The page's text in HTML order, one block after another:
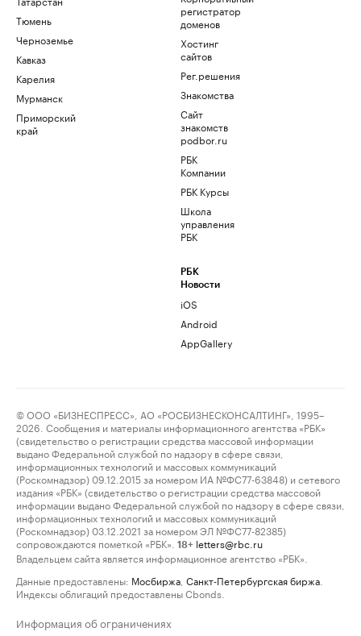
Тюмень
Черноземье
Кавказ
Карелия
Мурманск
Приморский
край
регистратор
доменов
Хостинг
сайтов
Рег.решения
Знакомства
Сайт
знакомств
podbor.ru
РБК
Компании
РБК Курсы
Школа
управления
РБК
РБК
Новости
iOS
Android
AppGallery
© ООО «БИЗНЕСПРЕСС», АО «РОСБИЗНЕСКОНСАЛТИНГ», 1995–
2026. Сообщения и материалы информационного агентства «РБК»
(свидетельство о регистрации средства массовой информации
выдано Федеральной службой по надзору в сфере связи,
информационных технологий и массовых коммуникаций
(Роскомнадзор) 09.12.2015 за номером ИА №ФС77-63848) и сетевого
издания «РБК» (свидетельство о регистрации средства массовой
информации выдано Федеральной службой по надзору в сфере связи,
информационных технологий и массовых коммуникаций
(Роскомнадзор) 03.12.2021 за номером ЭЛ №ФС77-82385)
сопровождаются пометкой «РБК».
18+ letters@rbc.ru
Владельцем сайта является информационное агентство «РБК».
Данные предоставлены: Мосбиржа Санкт-Петербургская биржа
Индексы облигаций предоставлены Cbonds.
Информация об ограничениях